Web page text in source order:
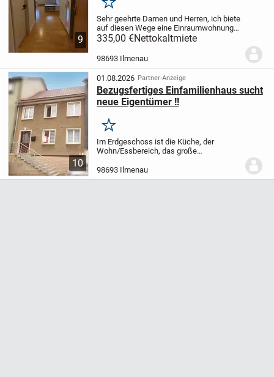
9
Merken
Sehr geehrte Damen und Herren, ich biete
auf diesen Wege eine Einraumwohnung
mit Stellplatz ab dem 01.11.2026 an. Zu
Stellplatz (in der Kaltmiete enthalten) -...
335,00 €Nettokaltmiete
98693 Ilmenau
10
01.08.2026 Partner-Anzeige
Bezugsfertiges Einfamilienhaus sucht
neue Eigentümer !!
Merken
Im Erdgeschoss ist die Küche, der
Wohn/Essbereich, das große
Obergeschoss befindet sich das
Schlafzimmer, zwei Kinderzimmer, eine
98693 Ilmenau